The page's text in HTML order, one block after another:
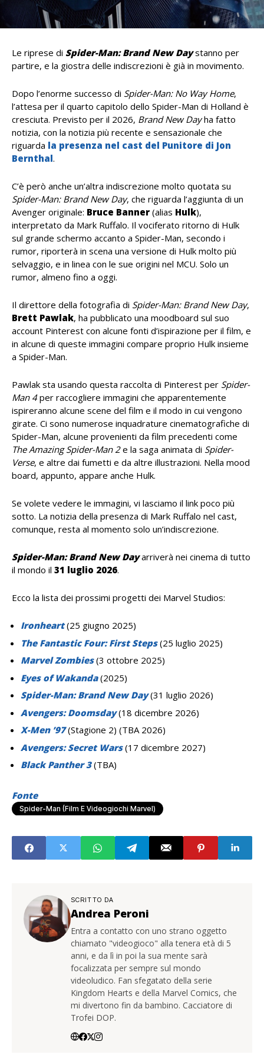
Le riprese di Spider-Man: Brand New Daystanno per
partire, e la giostra delle indiscrezioni è già in movimento.
Dopo l’enorme successo di Spider-Man: No Way Home,
l’attesa per il quarto capitolo dello Spider-Man di Holland è
cresciuta. Previsto per il 2026, Brand New Dayha fatto
notizia, con la notizia più recente e sensazionale che
riguarda la presenza nel cast del Punitore di Jon
Bernthal.
C’è però anche un’altra indiscrezione molto quotata su
Spider-Man: Brand New Day, che riguarda l’aggiunta di un
Avenger originale: Bruce Banner (alias Hulk),
interpretato da Mark Ruffalo. Il vociferato ritorno di Hulk
sul grande schermo accanto a Spider-Man, secondo i
rumor, riporterà in scena una versione di Hulk molto più
selvaggio, e in linea con le sue origini nel MCU. Solo un
rumor, almeno fino a oggi.
Il direttore della fotografia di Spider-Man: Brand New Day,
Brett Pawlak, ha pubblicato una moodboard sul suo
account Pinterest con alcune fonti d’ispirazione per il film, e
in alcune di queste immagini compare proprio Hulk insieme
a Spider-Man.
Pawlak sta usando questa raccolta di Pinterest per Spider-
Man 4per raccogliere immagini che apparentemente
ispireranno alcune scene del film e il modo in cui vengono
girate. Ci sono numerose inquadrature cinematografiche di
Spider-Man, alcune provenienti da film precedenti come
The Amazing Spider-Man 2e la saga animata di Spider-
Verse, e altre dai fumetti e da altre illustrazioni. Nella mood
board, appunto, appare anche Hulk.
Se volete vedere le immagini, vi lasciamo il link poco più
sotto. La notizia della presenza di Mark Ruffalo nel cast,
comunque, resta al momento solo un’indiscrezione.
Spider-Man: Brand New Dayarriverà nei cinema di tutto
il mondo il 31 luglio 2026.
Ecco la lista dei prossimi progetti dei Marvel Studios:
Ironheart (25 giugno 2025)
The Fantastic Four: First Steps(25 luglio 2025)
Marvel Zombies(3 ottobre 2025)
Eyes of Wakanda(2025)
Spider-Man: Brand New Day(31 luglio 2026)
Avengers: Doomsday(18 dicembre 2026)
X-Men ’97(Stagione 2) (TBA 2026)
Avengers: Secret Wars(17 dicembre 2027)
Black Panther 3(TBA)
Fonte
Spider-Man (Film E Videogiochi Marvel)
SCRITTO DA
Andrea Peroni
Entra a contatto con uno strano oggetto
chiamato "videogioco" alla tenera età di 5
anni, e da lì in poi la sua mente sarà
focalizzata per sempre sul mondo
videoludico. Fan sfegatato della serie
Kingdom Hearts e della Marvel Comics, che
mi divertono fin da bambino. Cacciatore di
Trofei DOP.